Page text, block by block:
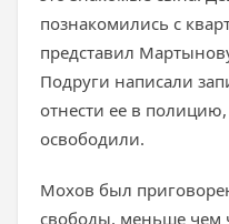
познакомились с
представил
Подруги написали
отнести ее в полицию,
освободили.
Мохов был
свободы, меньше чем